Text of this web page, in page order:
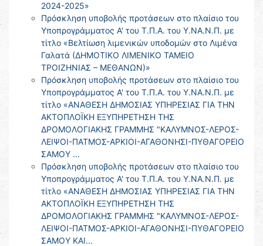
2024-2025»
Πρόσκληση υποβολής προτάσεων στο πλαίσιο του
Υποπρογράμματος Α' του Τ.Π.Α. του Υ.ΝΑ.Ν.Π. με
τίτλο «Βελτίωση λιμενικών υποδομών στο Λιμένα
Γαλατά (ΔΗΜΟΤΙΚΟ ΛΙΜΕΝΙΚΟ ΤΑΜΕΙΟ
ΤΡΟΙΖΗΝΙΑΣ – ΜΕΘΑΝΩΝ)»
Πρόσκληση υποβολής προτάσεων στο πλαίσιο του
Υποπρογράμματος Α' του Τ.Π.Α. του Υ.ΝΑ.Ν.Π. με
τίτλο «ΑΝΑΘΕΣΗ ΔΗΜΟΣΙΑΣ ΥΠΗΡΕΣΙΑΣ ΓΙΑ ΤΗΝ
ΑΚΤΟΠΛΟΪΚΗ ΕΞΥΠΗΡΕΤΗΣΗ ΤΗΣ
ΔΡΟΜΟΛΟΓΙΑΚΗΣ ΓΡΑΜΜΗΣ "ΚΑΛΥΜΝΟΣ-ΛΕΡΟΣ-
ΛΕΙΨΟΙ-ΠΑΤΜΟΣ-ΑΡΚΙΟΙ-ΑΓΑΘΟΝΗΣΙ-ΠΥΘΑΓΟΡΕΙΟ
ΣΑΜΟΥ ...
Πρόσκληση υποβολής προτάσεων στο πλαίσιο του
Υποπρογράμματος Α' του Τ.Π.Α. του Υ.ΝΑ.Ν.Π. με
τίτλο «ΑΝΑΘΕΣΗ ΔΗΜΟΣΙΑΣ ΥΠΗΡΕΣΙΑΣ ΓΙΑ ΤΗΝ
ΑΚΤΟΠΛΟΪΚΗ ΕΞΥΠΗΡΕΤΗΣΗ ΤΗΣ
ΔΡΟΜΟΛΟΓΙΑΚΗΣ ΓΡΑΜΜΗΣ "ΚΑΛΥΜΝΟΣ-ΛΕΡΟΣ-
ΛΕΙΨΟΙ-ΠΑΤΜΟΣ-ΑΡΚΙΟΙ-ΑΓΑΘΟΝΗΣΙ-ΠΥΘΑΓΟΡΕΙΟ
ΣΑΜΟΥ ΚΑΙ...